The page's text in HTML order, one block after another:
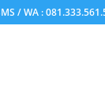
/ WA :